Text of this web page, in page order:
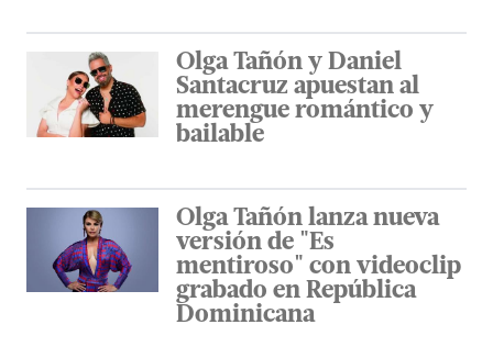
Olga Tañón y Daniel
Santacruz apuestan al
merengue romántico y
bailable
Olga Tañón lanza nueva
versión de "Es
mentiroso" con videoclip
grabado en República
Dominicana